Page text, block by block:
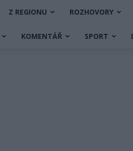
Z REGIONU ROZHOVORY
KOMENTÁŘ SPORT